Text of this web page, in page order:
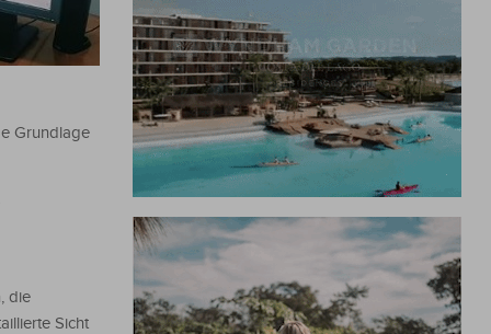
Grundlage
die
Sicht